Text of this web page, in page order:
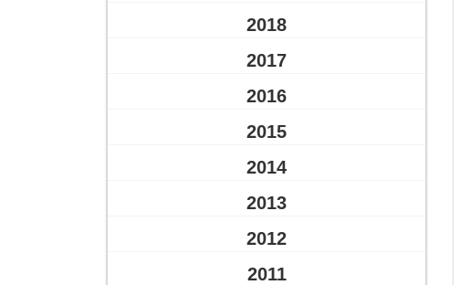
2018
2017
2016
2015
2014
2013
2012
2011